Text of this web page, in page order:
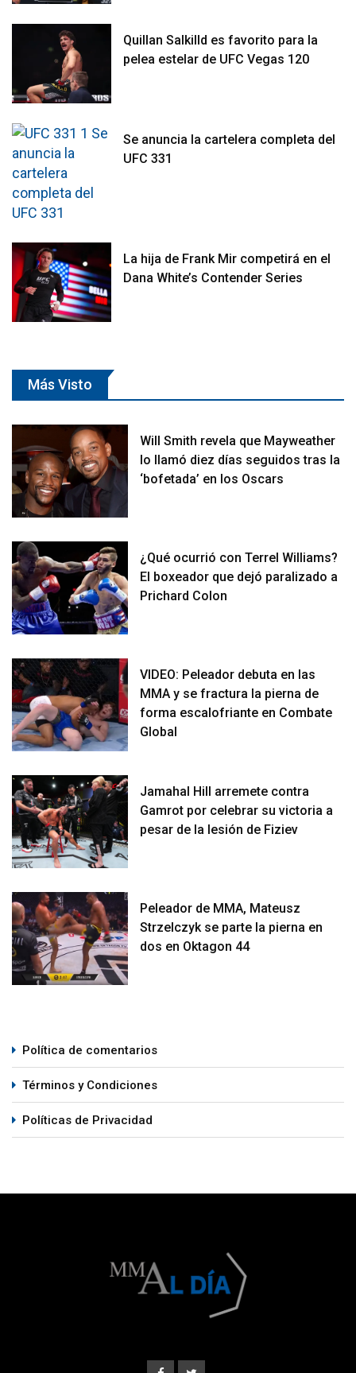
Quillan Salkilld es favorito para la
pelea estelar de UFC Vegas 120
Se anuncia la cartelera completa del
UFC 331
La hija de Frank Mir competirá en el
Dana White’s Contender Series
Más Visto
Will Smith revela que Mayweather
lo llamó diez días seguidos tras la
‘bofetada’ en los Oscars
¿Qué ocurrió con Terrel Williams?
El boxeador que dejó paralizado a
Prichard Colon
VIDEO: Peleador debuta en las
MMA y se fractura la pierna de
forma escalofriante en Combate
Global
Jamahal Hill arremete contra
Gamrot por celebrar su victoria a
pesar de la lesión de Fiziev
Peleador de MMA, Mateusz
Strzelczyk se parte la pierna en
dos en Oktagon 44
Política de comentarios
Términos y Condiciones
Políticas de Privacidad